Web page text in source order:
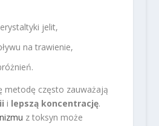
jelit,
na trawienie,
metodę często zauważają
i lepszą koncentrację.
z toksyn może